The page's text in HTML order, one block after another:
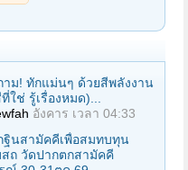
าม! ทักแม่นๆ ด้วยสีพลังงาน
ใช่ รู้เรื่องหมด)...
อังคาร เวลา 04:33
ฐินสามัคคีเพื่อสมทบทุน
สถ วัดปากตกสามัคคี